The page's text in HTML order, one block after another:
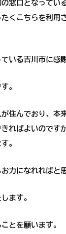
の窓口となってい
くこちらを利用
いる吉川市に感
。
が住んでおり、本
ればよいのです
。
力になれればと
ます。
とを願います。